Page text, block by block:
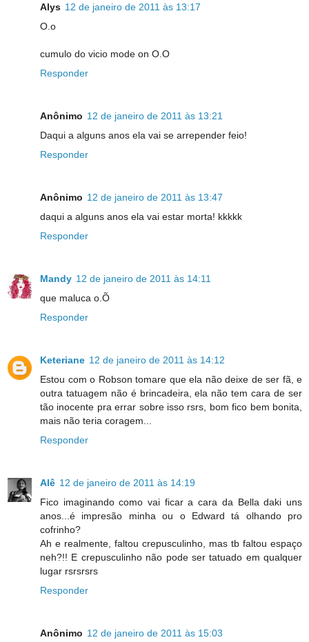
Alys 12 de janeiro de 2011 às 13:17
O.o
cumulo do vicio mode on O.O
Responder
Anônimo 12 de janeiro de 2011 às 13:21
Daqui a alguns anos ela vai se arrepender feio!
Responder
Anônimo 12 de janeiro de 2011 às 13:47
daqui a alguns anos ela vai estar morta! kkkkk
Responder
Mandy 12 de janeiro de 2011 às 14:11
que maluca o.Õ
Responder
Keteriane 12 de janeiro de 2011 às 14:12
Estou com o Robson tomare que ela não deixe de ser fã, e
outra tatuagem não é brincadeira, ela não tem cara de ser
tão inocente pra errar sobre isso rsrs, bom fico bem bonita,
mais não teria coragem...
Responder
Alê 12 de janeiro de 2011 às 14:19
Fico imaginando como vai ficar a cara da Bella daki uns
anos...é impresão minha ou o Edward tá olhando pro
cofrinho?
Ah e realmente, faltou crepusculinho, mas tb faltou espaço
neh?!! E crepusculinho não pode ser tatuado em qualquer
lugar rsrsrsrs
Responder
Anônimo 12 de janeiro de 2011 às 15:03